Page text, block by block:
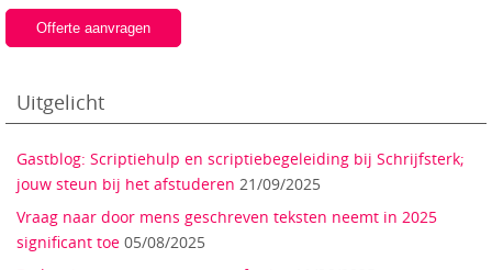
Offerte aanvragen
Uitgelicht
Gastblog: Scriptiehulp en scriptiebegeleiding bij Schrijfsterk;
jouw steun bij het afstuderen 21/09/2025
Vraag naar door mens geschreven teksten neemt in 2025
significant toe 05/08/2025